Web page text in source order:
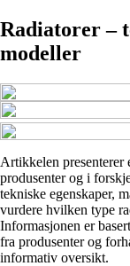
Radiatorer –
modeller
Artikkelen presenterer
produsenter og i
tekniske egenskaper,
vurdere hvilken type
Informasjonen er
fra produsenter og
informativ oversikt.